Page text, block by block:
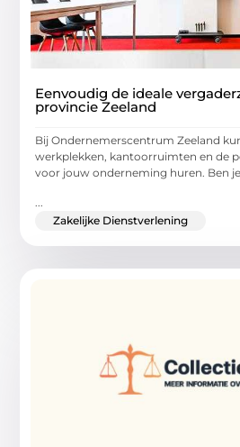
Eenvoudig de ideale
provincie Zeeland
Bij Ondernemerscentrum Zeeland
werkplekken, kantoorruimten en de
voor jouw onderneming huren. Ben
Zakelijke Dienstverlening